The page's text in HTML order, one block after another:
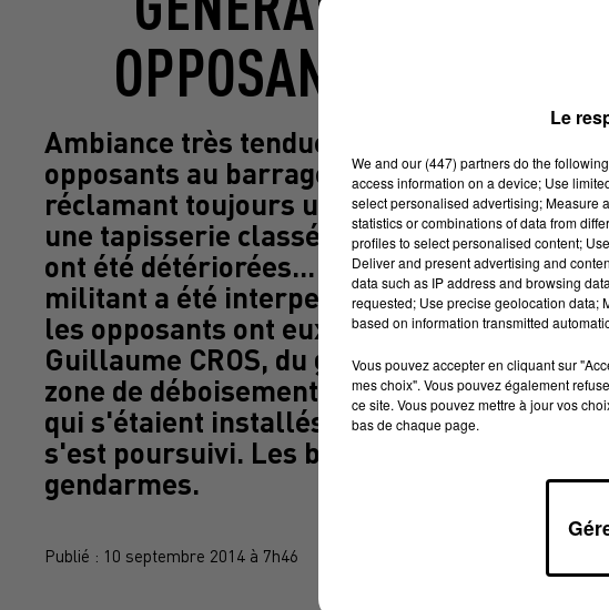
OPPOSANTS AU
Ambiance très tendue hier au Conseil
opposants au barrage de SIVENS ont
réclamant toujours un moratoire. Des
une tapisserie classée... toutes les
ont été détériorées... L'évacuation s'est
militant a été interpellé suite à des
les opposants ont eux aussi dénoncé des
Guillaume CROS, du groupe d'EELV à la
zone de déboisement, les gendarmes
qui s'étaient installés dans les arbres. Sur
s'est poursuivi. Les bûcherons travaillant
gendarmes.
Publié : 10 septembre 2014 à 7h46
Le
We and our (447) partnersdo the
access information on a device; Use
select personalised advertising; Measure
statistics or combinations of data from
profiles to select personalised content;
Deliver and present advertising and
data such as IP address and browsing
requested; Use precise geolocation data;
based on information transmitted
Vous pouvez accepter en cliquant sur
mes choix". Vous pouvez également
ce site. Vous pouvez mettre à jour vos
bas de chaque page.